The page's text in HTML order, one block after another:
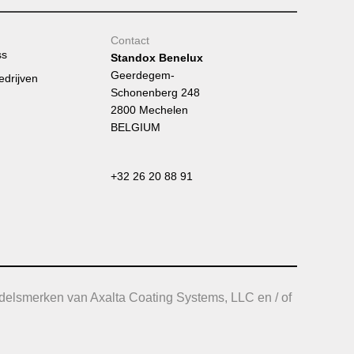
Contact
Standox Benelux
Geerdegem-
Schonenberg 248
2800 Mechelen
BELGIUM
+32 26 20 88 91
van Axalta Coating Systems, LLC en / of